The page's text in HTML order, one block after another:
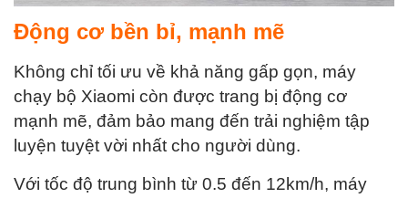
Động cơ bền bỉ, mạnh mẽ
Không chỉ tối ưu về khả năng gấp gọn, máy
chạy bộ Xiaomi còn được trang bị động cơ
mạnh mẽ, đảm bảo mang đến trải nghiệm tập
luyện tuyệt vời nhất cho người dùng.
Với tốc độ trung bình từ 0.5 đến 12km/h, máy